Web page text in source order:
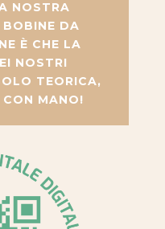
NOSTRA
DA
È CHE LA
NOSTRI
TEORICA,
MANO!